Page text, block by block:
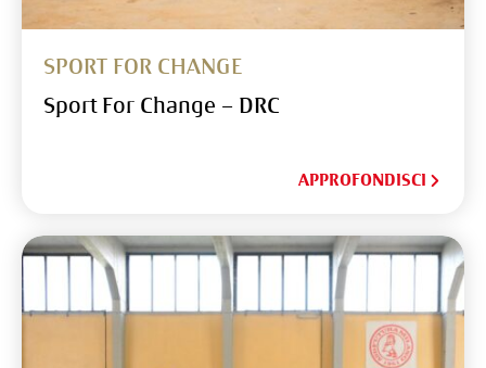
SPORT FOR CHANGE
Sport For Change – DRC
APPROFONDISCI